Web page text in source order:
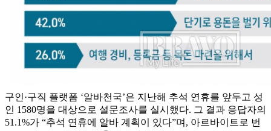
구인·구직 플랫폼 ‘알바천국’은 지난해 추석 연휴를 앞두고 성
인 1580명을 대상으로 설문조사를 실시했다. 그 결과 응답자의
51.1%가 “추석 연휴에 알바 계획이 있다”며, 아르바이트로 번